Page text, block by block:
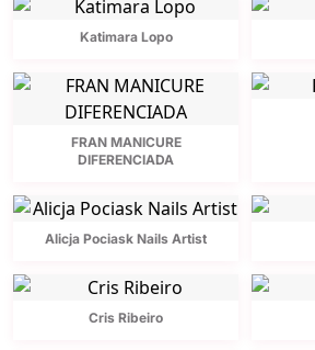
Katimara Lopo
FRAN MANICURE
DIFERENCIADA
Alicja Pociask Nails Artist
Cris Ribeiro